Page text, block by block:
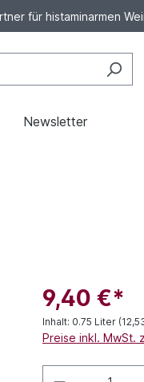
für histaminarmen
Newsletter
9,40 €*
Inhalt: 0.75 Liter
Preise inkl. MwSt.